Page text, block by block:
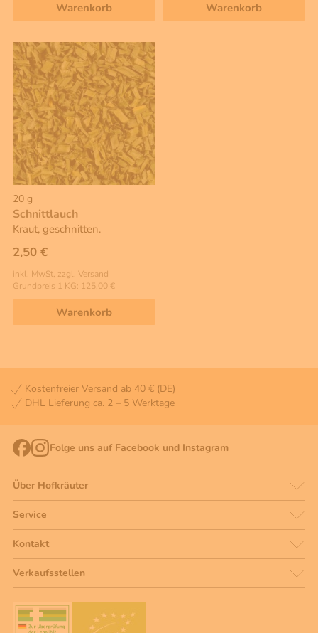
Warenkorb Warenkorb
20 g
Schnittlauch
Kraut, geschnitten.
2,50 €
inkl. MwSt, zzgl. Versand
Grundpreis 1 KG: 125,00 €
Warenkorb
Kostenfreier Versand ab 40 € (DE)
DHL Lieferung ca. 2 – 5 Werktage
Folge uns auf Facebook und Instagram
Über Hofkräuter
Service
Kontakt
Verkaufsstellen